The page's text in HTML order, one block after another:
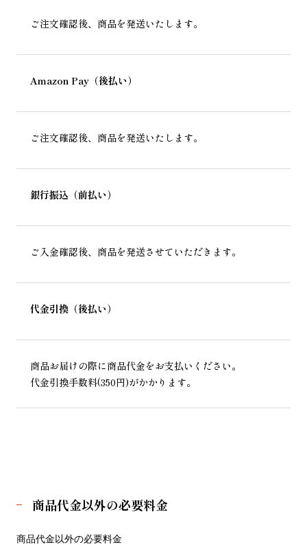
ご注文確認後、商品を発送いたします。
Amazon Pay（後払い）
ご注文確認後、商品を発送いたします。
銀行振込（前払い）
ご入金確認後、商品を発送させていただきます。
代金引換（後払い）
商品お届けの際に商品代金をお支払いください。
代金引換手数料(350円)がかかります。
商品代金以外の必要料金
商品代金以外の必要料金